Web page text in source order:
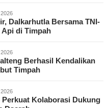
Dalkarhutla Bersama TNI-
di Timpah
Berhasil Kendalikan
Timpah
Kolaborasi Dukung